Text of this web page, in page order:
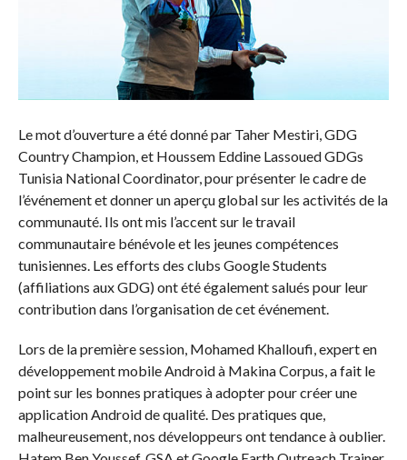
Le mot d’ouverture a été donné par Taher Mestiri, GDG
Country Champion, et Houssem Eddine Lassoued GDGs
Tunisia National Coordinator, pour présenter le cadre de
l’événement et donner un aperçu global sur les activités de la
communauté. Ils ont mis l’accent sur le travail
communautaire bénévole et les jeunes compétences
tunisiennes. Les efforts des clubs Google Students
(affiliations aux GDG) ont été également salués pour leur
contribution dans l’organisation de cet événement.
Lors de la première session, Mohamed Khalloufi, expert en
développement mobile Android à Makina Corpus, a fait le
point sur les bonnes pratiques à adopter pour créer une
application Android de qualité. Des pratiques que,
malheureusement, nos développeurs ont tendance à oublier.